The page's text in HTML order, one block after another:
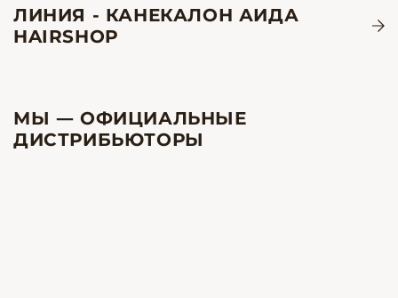
ЛИНИЯ - КАНЕКАЛОН АИДА
HAIRSHOP
МЫ — ОФИЦИАЛЬНЫЕ
ДИСТРИБЬЮТОРЫ